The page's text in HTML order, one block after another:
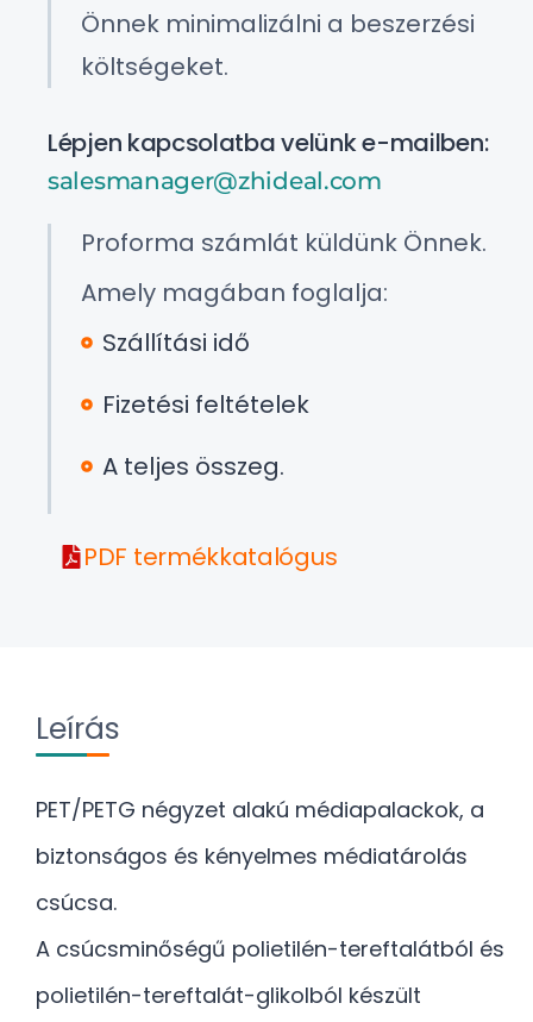
Önnek minimalizálni a beszerzési
költségeket.
Lépjen kapcsolatba velünk e-mailben:
salesmanager@zhideal.com
Proforma számlát küldünk Önnek.
Amely magában foglalja:
Szállítási idő
Fizetési feltételek
A teljes összeg.
PDF termékkatalógus
Leírás
PET/PETG négyzet alakú médiapalackok, a
biztonságos és kényelmes médiatárolás
csúcsa.
A csúcsminőségű polietilén-tereftalátból és
polietilén-tereftalát-glikolból készült